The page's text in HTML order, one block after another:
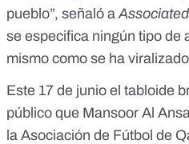
pueblo”, señaló a
se especifica ningún tipo de
mismo como se ha
Este 17 de junio el tabloide
público que Mansoor Al
la Asociación de Fútbol de